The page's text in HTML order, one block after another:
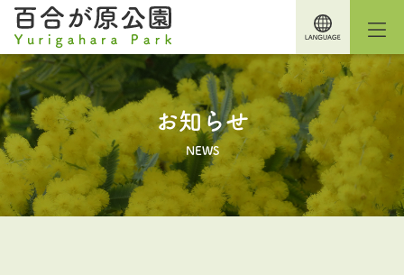
お知らせ
NEWS